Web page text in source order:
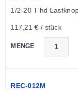
1/2-20 T'hd
117,21 € / stück
MENGE
REC-012M